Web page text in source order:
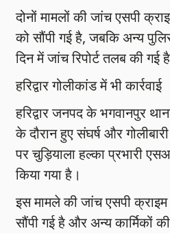
दोनों मामलों की जांच एसपी
को सौंपी गई है, जबकि अन्य
दिन में जांच रिपोर्ट तलब की गई
हरिद्वार गोलीकांड में भी कार्रवाई
हरिद्वार जनपद के भगवानपुर
के दौरान हुए संघर्ष और
पर चुड़ियाला हल्का प्रभारी
किया गया है।
इस मामले की जांच एसपी क्राइम
सौंपी गई है और अन्य कार्मिकों